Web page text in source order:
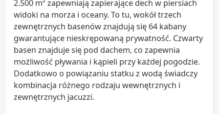
2.500 m² zapewniają zapierające dech w piersiach
widoki na morza i oceany. To tu, wokół trzech
zewnętrznych basenów znajdują się 64 kabany
gwarantujące nieskrępowaną prywatność. Czwarty
basen znajduje się pod dachem, co zapewnia
możliwość pływania i kąpieli przy każdej pogodzie.
Dodatkowo o powiązaniu statku z wodą świadczy
kombinacja różnego rodzaju wewnętrznych i
zewnętrznych jacuzzi.